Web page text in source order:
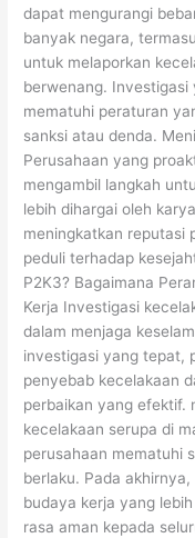
dapat mengurangi
banyak negara,
untuk melaporkan
berwenang. Investigasi
mematuhi peraturan
sanksi atau denda.
Perusahaan yang
mengambil langkah
lebih dihargai oleh
meningkatkan reputasi
peduli terhadap
P2K3? Bagaimana
Kerja Investigasi
dalam menjaga
investigasi yang tepat,
penyebab kecelakaan
perbaikan yang efektif.
kecelakaan serupa di
perusahaan mematuhi
berlaku. Pada
budaya kerja yang
rasa aman kepada